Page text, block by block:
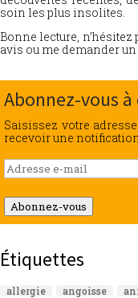
soin les plus insolites.
Bonne lecture, n’hésitez
avis ou me demander
Abonnez-vous
Saisissez votre
recevoir une
Adresse
e-
mail
Abonnez-vous
Étiquettes
allergie angoisse